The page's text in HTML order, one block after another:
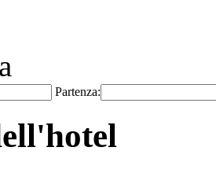
Partenza: